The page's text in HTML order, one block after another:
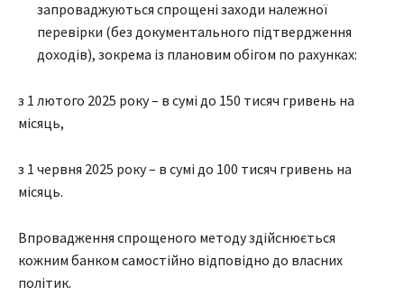
запроваджуються спрощені заходи належної
перевірки (без документального підтвердження
доходів), зокрема із плановим обігом по рахунках:
з 1 лютого 2025 року – в сумі до 150 тисяч гривень на
місяць,
з 1 червня 2025 року – в сумі до 100 тисяч гривень на
місяць.
Впровадження спрощеного методу здійснюється
кожним банком самостійно відповідно до власних
політик.